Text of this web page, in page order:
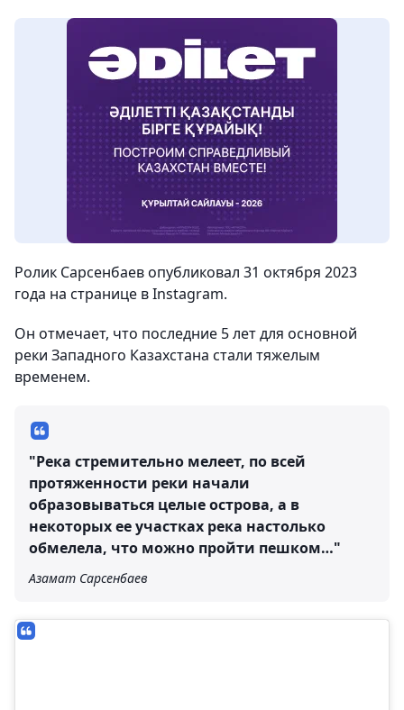
Ролик Сарсенбаев опубликовал 31 октября 2023
года на странице в Instagram.
Он отмечает, что последние 5 лет для основной
реки Западного Казахстана стали тяжелым
временем.
"Река стремительно мелеет, по всей
протяженности реки начали
образовываться целые острова, а в
некоторых ее участках река настолько
обмелела, что можно пройти пешком…"
Азамат Сарсенбаев